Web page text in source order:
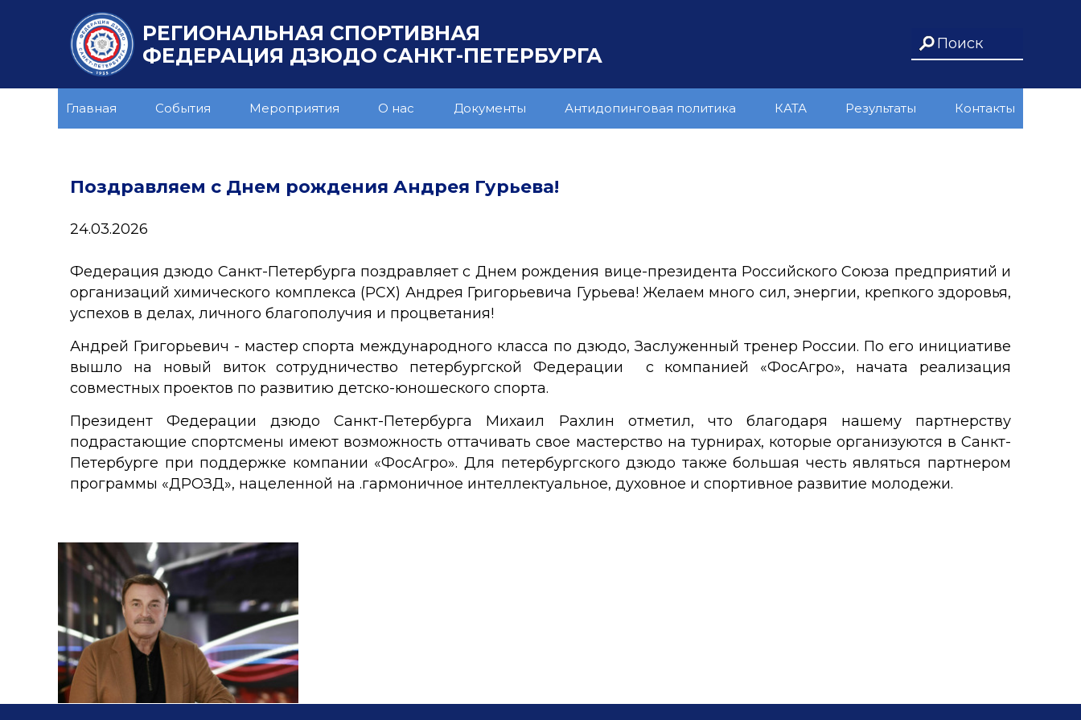
РЕГИОНАЛЬНАЯ СПОРТИВНАЯ
ФЕДЕРАЦИЯ ДЗЮДО САНКТ-ПЕТЕРБУРГА
Главная События Мероприятия О нас Документы Антидопинговая политика КАТА Результаты Контакты
Поздравляем с Днем рождения Андрея Гурьева!
24.03.2026
Федерация дзюдо Санкт-Петербурга поздравляет с Днем рождения вице-президента Российского Союза предприятий и
организаций химического комплекса (РСХ) Андрея Григорьевича Гурьева! Желаем много сил, энергии, крепкого здоровья,
успехов в делах, личного благополучия и процветания!
Андрей Григорьевич - мастер спорта международного класса по дзюдо, Заслуженный тренер России. По его инициативе
вышло на новый виток сотрудничество петербургской Федерации с компанией «ФосАгро», начата реализация
совместных проектов по развитию детско-юношеского спорта.
Президент Федерации дзюдо Санкт-Петербурга Михаил Рахлин отметил, что благодаря нашему партнерству
подрастающие спортсмены имеют возможность оттачивать свое мастерство на турнирах, которые организуются в Санкт-
Петербурге при поддержке компании «ФосАгро». Для петербургского дзюдо также большая честь являться партнером
программы «ДРОЗД», нацеленной на .гармоничное интеллектуальное, духовное и спортивное развитие молодежи.